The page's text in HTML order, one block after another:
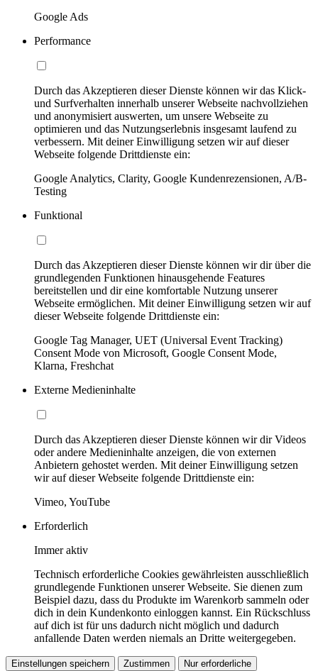
Google Ads
Performance
Durch das Akzeptieren dieser Dienste können wir das Klick-
und Surfverhalten innerhalb unserer Webseite nachvollziehen
und anonymisiert auswerten, um unsere Webseite zu
optimieren und das Nutzungserlebnis insgesamt laufend zu
verbessern. Mit deiner Einwilligung setzen wir auf dieser
Webseite folgende Drittdienste ein:
Google Analytics, Clarity, Google Kundenrezensionen, A/B-
Testing
Funktional
Durch das Akzeptieren dieser Dienste können wir dir über die
grundlegenden Funktionen hinausgehende Features
bereitstellen und dir eine komfortable Nutzung unserer
Webseite ermöglichen. Mit deiner Einwilligung setzen wir auf
dieser Webseite folgende Drittdienste ein:
Google Tag Manager, UET (Universal Event Tracking)
Consent Mode von Microsoft, Google Consent Mode,
Klarna, Freshchat
Externe Medieninhalte
Durch das Akzeptieren dieser Dienste können wir dir Videos
oder andere Medieninhalte anzeigen, die von externen
Anbietern gehostet werden. Mit deiner Einwilligung setzen
wir auf dieser Webseite folgende Drittdienste ein:
Vimeo, YouTube
Erforderlich
Immer aktiv
Technisch erforderliche Cookies gewährleisten ausschließlich
grundlegende Funktionen unserer Webseite. Sie dienen zum
Beispiel dazu, dass du Produkte im Warenkorb sammeln oder
dich in dein Kundenkonto einloggen kannst. Ein Rückschluss
auf dich ist für uns dadurch nicht möglich und dadurch
anfallende Daten werden niemals an Dritte weitergegeben.
Einstellungen speichern Zustimmen Nur erforderliche